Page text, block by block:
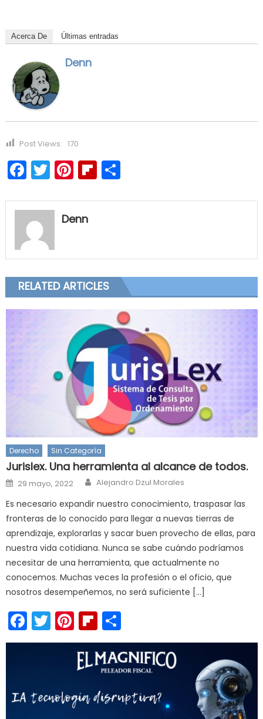
Acerca De Últimas entradas
Denn
Post Views: 170
Facebook
Twitter
Pinterest
Flipboard
Compartir
Denn
RELATED ARTICLES
Derecho Sin Categoría
Jurislex. Una herramienta al alcance de todos.
Posted
on
29 mayo, 2022 Author
Alejandro Dzul Morales
Es necesario expandir nuestro conocimiento, traspasar las
fronteras de lo conocido para llegar a nuevas tierras de
aprendizaje, explorarlas y sacar buen provecho de ellas, para
nuestra vida cotidiana. Nunca se sabe cuándo podríamos
necesitar de una herramienta, que actualmente no
conocemos. Muchas veces la profesión o el oficio, que
nosotros desempeñemos, no será suficiente […]
Facebook
Twitter
Pinterest
Flipboard